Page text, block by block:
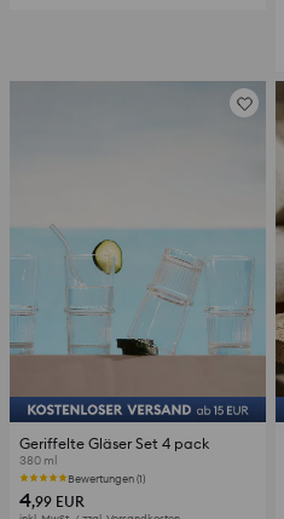
Geriffelte Gläser Set 4 pack
380 ml
Bewertungen (1)
4,99 EUR